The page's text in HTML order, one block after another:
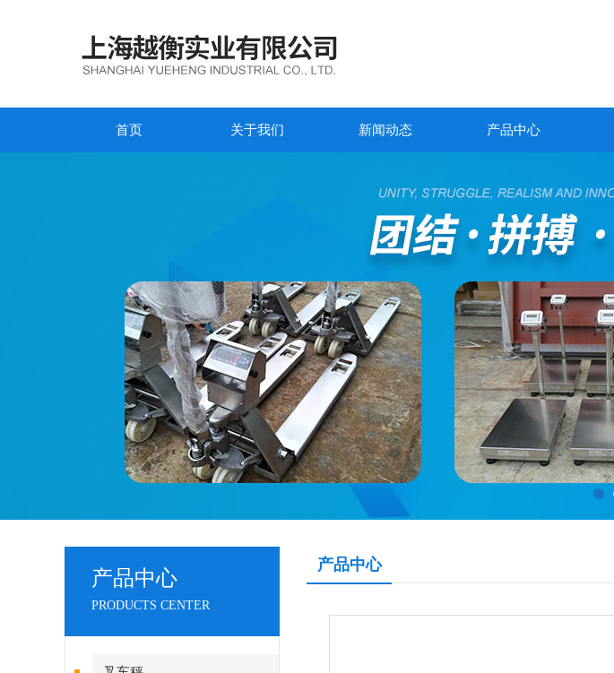
首页 关于我们 新闻动态 产品中心
产品中心
PRODUCTS CENTER
产品中心